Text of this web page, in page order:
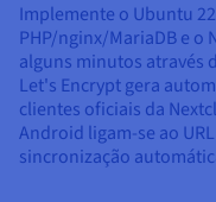
Implemente o Ubuntu
PHP/nginx/MariaDB e o
alguns minutos através
Let's Encrypt gera
clientes oficiais da
Android ligam-se ao
sincronização